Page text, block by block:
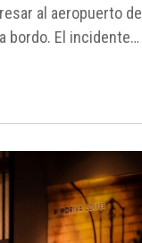
al aeropuerto de
bordo. El incidente